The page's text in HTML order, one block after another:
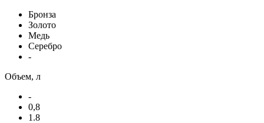
Бронза
Золото
Медь
Серебро
-
Объем, л
-
0,8
1.8